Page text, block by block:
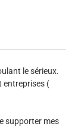
le sérieux.
entreprises (
supporter mes